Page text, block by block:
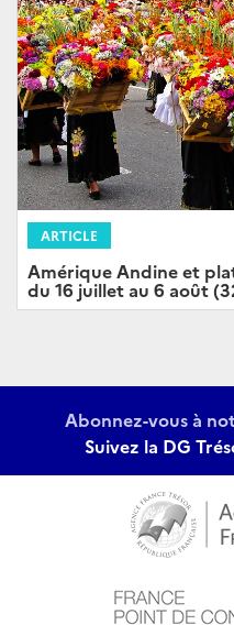
ARTICLE
Amérique Andine et
du 16 juillet au 6 août
Abonnez-vous à
Suivez la DG